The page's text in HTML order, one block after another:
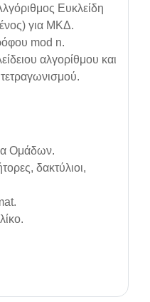
Ευκλείδη
για ΜΚΔ.
mod n.
αλγορίθμου και
Ομάδων.
δακτύλιοι,